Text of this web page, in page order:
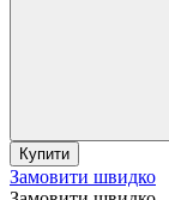
Купити
Замовити швидко